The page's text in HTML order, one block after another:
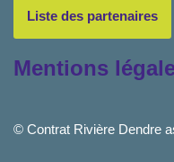
Liste des partenaires
Mentions
© Contrat Rivière Dendre